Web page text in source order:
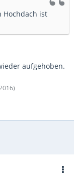
Hochdach ist
aufgehoben.
)